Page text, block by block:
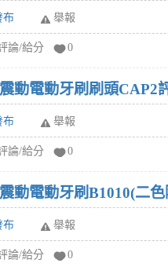
布 舉報
論/給分 0
動電動牙刷刷頭CAP2
布 舉報
論/給分 0
動電動牙刷B1010(二
布 舉報
論/給分 0